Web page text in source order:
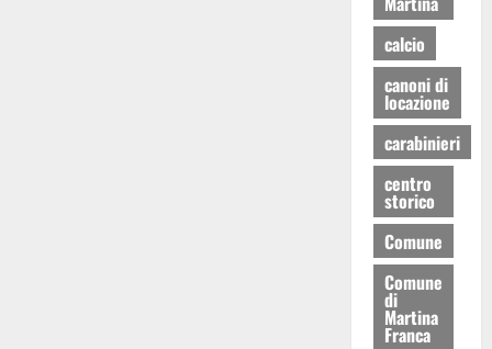
calcio
canoni di
locazione
carabinieri
centro
storico
Comune
Comune
di
Martina
Franca